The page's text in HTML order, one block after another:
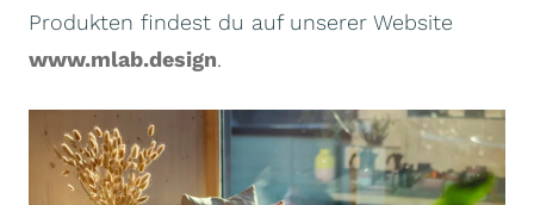
Produkten findest du auf unserer Website
www.mlab.design.